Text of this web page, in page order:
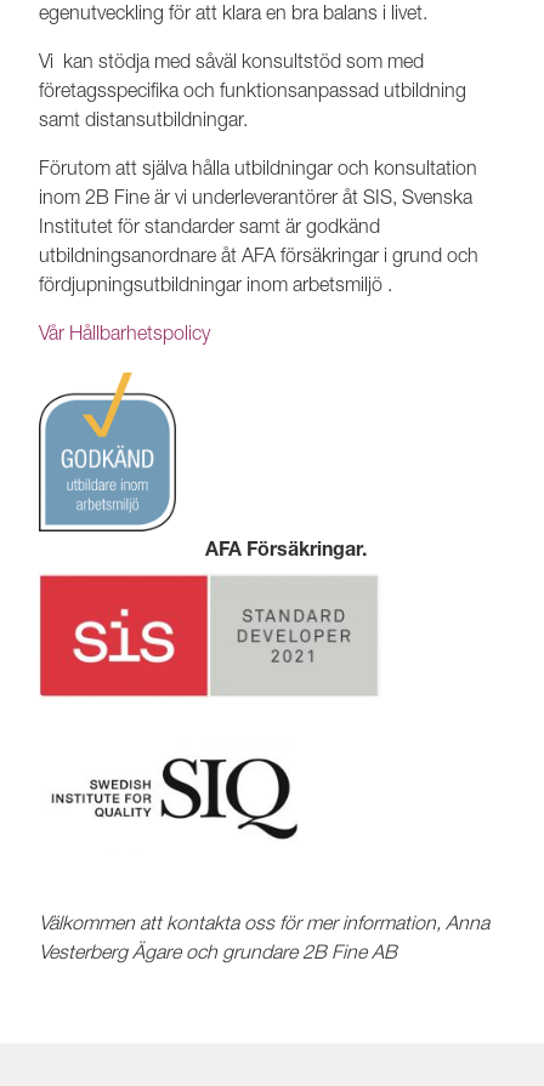
egenutveckling för att klara en bra balans i livet.
Vi kan stödja med såväl konsultstöd som med
företagsspecifika och funktionsanpassad utbildning
samt distansutbildningar.
Förutom att själva hålla utbildningar och konsultation
inom 2B Fine är vi underleverantörer åt SIS, Svenska
Institutet för standarder samt är godkänd
utbildningsanordnare åt AFA försäkringar i grund och
fördjupningsutbildningar inom arbetsmiljö .
Vår Hållbarhetspolicy
AFA Försäkringar.
Välkommen att kontakta oss för mer information, Anna
Vesterberg Ägare och grundare 2B Fine AB